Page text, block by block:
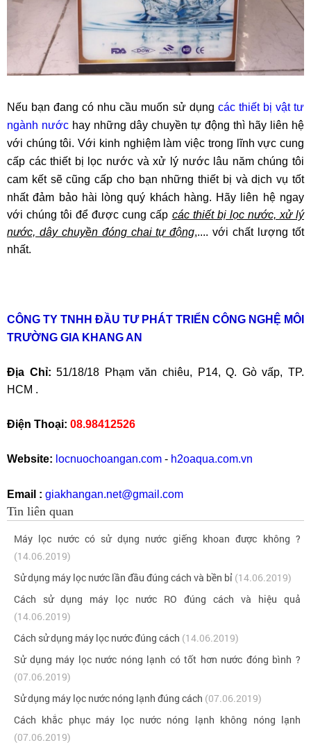
Nếu bạn đang có nhu cầu muốn sử dụng các thiết bị vật tư
ngành nước hay những dây chuyền tự động thì hãy liên hệ
với chúng tôi. Với kinh nghiệm làm việc trong lĩnh vực cung
cấp các thiết bị lọc nước và xử lý nước lâu năm chúng tôi
cam kết sẽ cũng cấp cho bạn những thiết bị và dịch vụ tốt
nhất đảm bảo hài lòng quý khách hàng. Hãy liên hệ ngay
với chúng tôi để được cung cấp các thiết bị lọc nước, xử lý
nước, dây chuyền đóng chai tự động,.... với chất lượng tốt
nhất.
CÔNG TY TNHH ĐẦU TƯ PHÁT TRIỂN CÔNG NGHỆ MÔI
TRƯỜNG GIA KHANG AN
Địa Chỉ: 51/18/18 Phạm văn chiêu, P14, Q. Gò vấp, TP.
HCM .
Điện Thoại: 08.98412526
Website: locnuochoangan.com - h2oaqua.com.vn
Email : giakhangan.net@gmail.com
Tin liên quan
Máy lọc nước có sử dụng nước giếng khoan được không ?
(14.06.2019)
Sử dụng máy lọc nước lần đầu đúng cách và bền bỉ (14.06.2019)
Cách sử dụng máy lọc nước RO đúng cách và hiệu quả
(14.06.2019)
Cách sử dụng máy lọc nước đúng cách (14.06.2019)
Sử dụng máy lọc nước nóng lạnh có tốt hơn nước đóng bình ?
(07.06.2019)
Sử dụng máy lọc nước nóng lạnh đúng cách (07.06.2019)
Cách khắc phục máy lọc nước nóng lạnh không nóng lạnh
(07.06.2019)